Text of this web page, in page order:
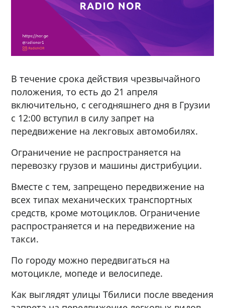
В течение срока действия чрезвычайного
положения, то есть до 21 апреля
включительно, с сегодняшнего дня в Грузии
с 12:00 вступил в силу запрет на
передвижение на лекговых автомобилях.
Ограничение не распространяется на
перевозку грузов и машины дистрибуции.
Вместе с тем, запрещено передвижение на
всех типах механических транспортных
средств, кроме мотоциклов. Ограничение
распространяется и на передвижение на
такси.
По городу можно передвигаться на
мотоцикле, мопеде и велосипеде.
Как выглядят улицы Тбилиси после введения